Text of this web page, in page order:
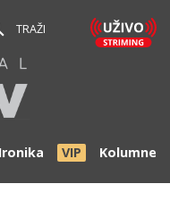
TRAŽI
VIP Kolumne